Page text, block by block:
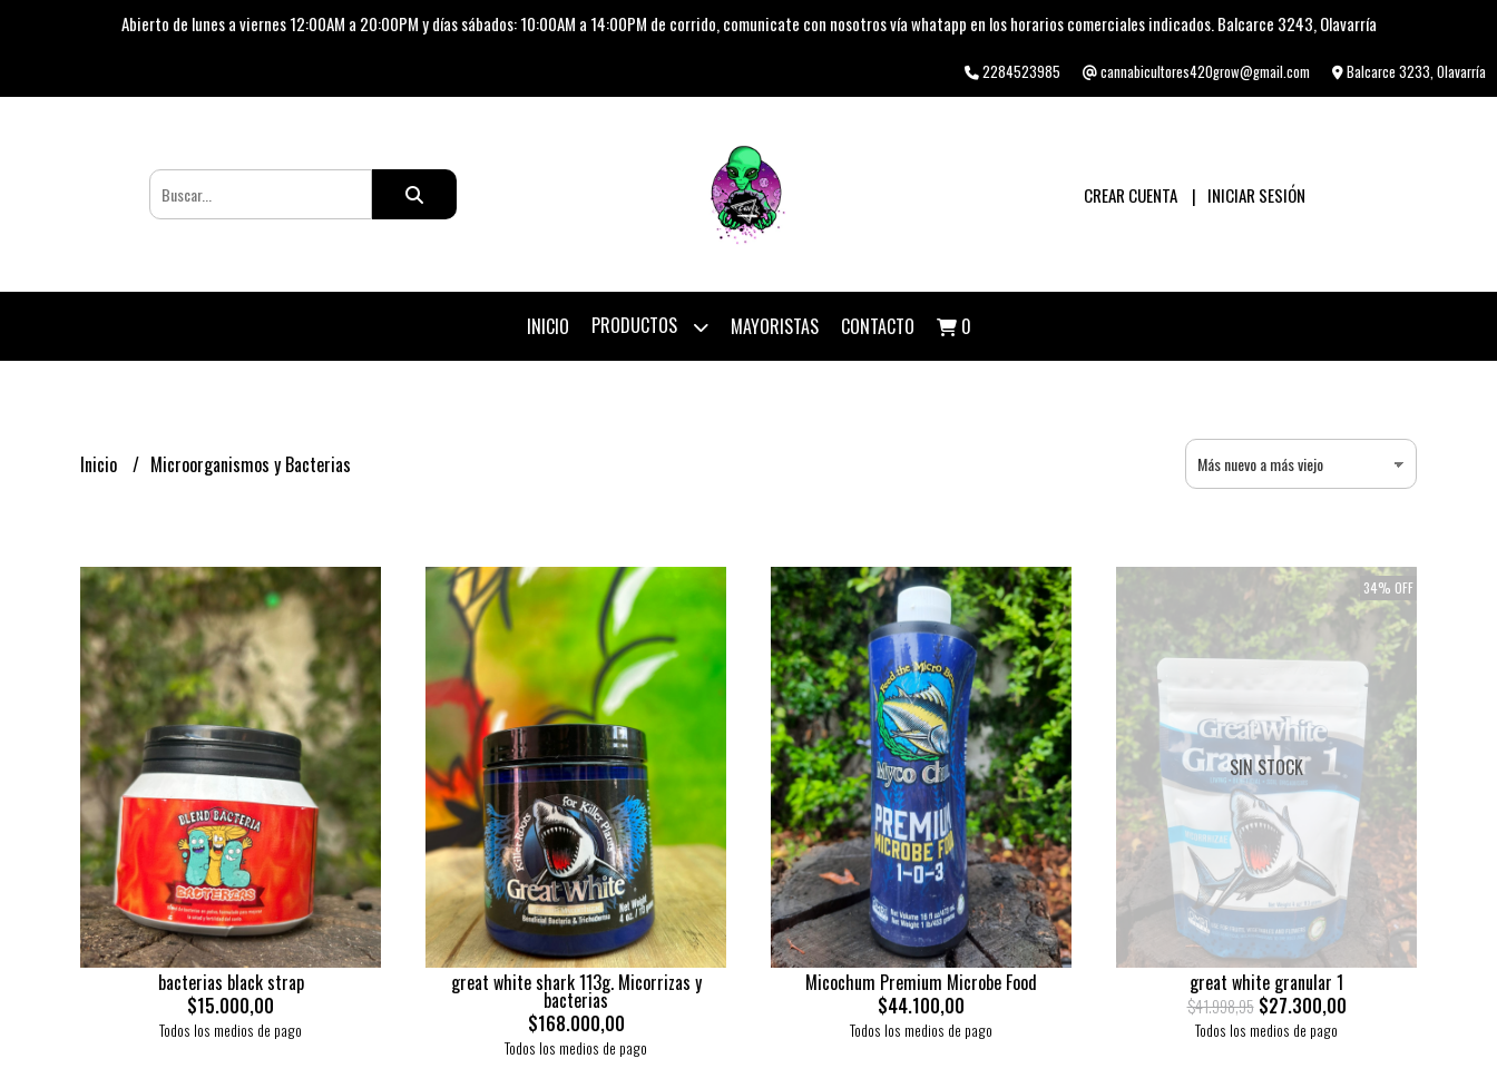
Abierto de lunes a viernes 12:00AM a 20:00PM y días sábados: 10:00AM a 14:00PM de corrido, comunicate con nosotros vía whatapp en los horarios comerciales indicados. Balcarce 3243, Olavarría
2284523985 cannabicultores420grow@gmail.com Balcarce 3233, Olavarría
CREAR CUENTA INICIAR SESIÓN
INICIO PRODUCTOS MAYORISTAS CONTACTO 0
Inicio Microorganismos y Bacterias
bacterias black strap
$15.000,00
Todos los medios de pago
great white shark 113g. Micorrizas y
bacterias
$168.000,00
Todos los medios de pago
Micochum Premium Microbe Food
$44.100,00
Todos los medios de pago
34% OFF
SIN STOCK
great white granular 1
$41.998,95$27.300,00
Todos los medios de pago